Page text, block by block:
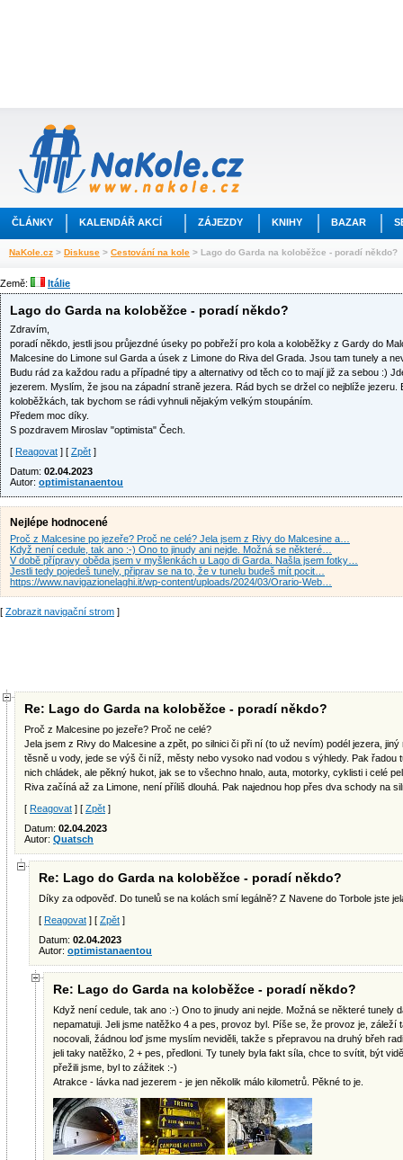
ČLÁNKY KALENDÁŘ AKCÍ ZÁJEZDY KNIHY BAZAR
NaKole.cz > Diskuse > Cestování na kole > Lago do Garda na koloběžce - poradí někdo?
Země: Itálie
Lago do Garda na koloběžce - poradí někdo?
Zdravím,
poradí někdo, jestli jsou průjezdné úseky po pobřeží pro kola a koloběžky z Gardy do
Malcesine do Limone sul Garda a úsek z Limone do Riva del Grada. Jsou tam tunely a
Budu rád za každou radu a případné tipy a alternativy od těch co to mají již za sebou :)
jezerem. Myslím, že jsou na západní straně jezera. Rád bych se držel co nejblíže jezeru.
koloběžkách, tak bychom se rádi vyhnuli nějakým velkým stoupáním.
Předem moc díky.
S pozdravem Miroslav "optimista" Čech.
[ Reagovat ] [ Zpět ]
Datum: 02.04.2023
Autor: optimistanaentou
Nejlépe hodnocené
Proč z Malcesine po jezeře? Proč ne celé? Jela jsem z Rivy do Malcesine a…
Když není cedule, tak ano :-) Ono to jinudy ani nejde. Možná se některé…
V době přípravy oběda jsem v myšlenkách u Lago di Garda. Našla jsem fotky…
Jestli tedy pojedeš tunely, připrav se na to, že v tunelu budeš mít pocit…
https://www.navigazionelaghi.it/wp-content/uploads/2024/03/Orario-Web…
[ Zobrazit navigační strom ]
Re: Lago do Garda na koloběžce - poradí někdo?
Proč z Malcesine po jezeře? Proč ne celé?
Jela jsem z Rivy do Malcesine a zpět, po silnici či při ní (to už nevím) podél jezera,
těsně u vody, jede se výš či níž, městy nebo vysoko nad vodou s výhledy. Pak řadou
nich chládek, ale pěkný hukot, jak se to všechno hnalo, auta, motorky, cyklisti i celé
Riva začíná až za Limone, není příliš dlouhá. Pak najednou hop přes dva schody na
[ Reagovat ] [ Zpět ]
Datum: 02.04.2023
Autor: Quatsch
Re: Lago do Garda na koloběžce - poradí někdo?
Díky za odpověď. Do tunelů se na kolách smí legálně? Z Navene do Torbole jste
[ Reagovat ] [ Zpět ]
Datum: 02.04.2023
Autor: optimistanaentou
Re: Lago do Garda na koloběžce - poradí někdo?
Když není cedule, tak ano :-) Ono to jinudy ani nejde. Možná se některé tunely
nepamatuji. Jeli jsme natěžko 4 a pes, provoz byl. Píše se, že provoz je, záleží
nocovali, žádnou loď jsme myslím neviděli, takže s přepravou na druhý břeh
jeli taky natěžko, 2 + pes, předloni. Ty tunely byla fakt síla, chce to svítit, být
přežili jsme, byl to zážitek :-)
Atrakce - lávka nad jezerem - je jen několik málo kilometrů. Pěkné to je.